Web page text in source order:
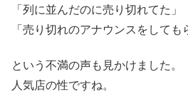
「列に並んだのに売り切れてた」
「売り切れのアナウンスをしても
という不満の声も見かけました。
人気店の性ですね。